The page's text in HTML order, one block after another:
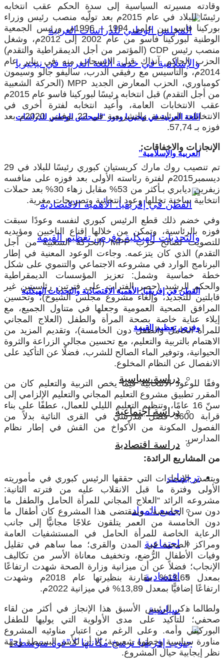
اللغة العربية في نيجيريا ودور “المجلس الوطني للدراسات
العربية والإسلامية”
القطن في إفريقيا: الأهمية الاقتصادية والتحديات الهيكلية
وفرص تعظيم القيمة
دراسة سياسية
دراسة اجتماعية
دراسة اقتصادية
ترجمات
جميع المواد
اجتماعية
اقتصادية
سياسية
وقادته مسيرته السياسية إلى سدة الحكم عقب انتخابه
رئيسًا للبلاد في عام 2015م بعد تولّيه منصب رئيس وزراء
بوركينا فاسو بين عامي 1994 – 1996م، ورئيس الجمعية
الوطنية لبوركينا فاسو من عام 2002 إلى 2012م، وشغل
منصب رئيس CDP (المؤتمر من أجل الديمقراطية والتقدم)
الحزب الحاكم آنذاك قبل الانسحاب منه في يناير عام
2014م، والتأسيس مع رفيقي الدرب، ساليفو جالو وسيمون
كومباوري، الحزب المعارض الجديد MPP (الحركة الشعبية
من أجل التقدم) قبل انتخابه رئيسًا لبوركينا فاسو عام 2015م
عقب الانتخابات العامة، وأُعيد انتخابه لفترة أخرى في
الانتخابات الرئاسية والتشريعية في 22 نوفمبر 2020م بعد
فوزه بـ 57,74.
الإنجازات والاخفاقات:
تم تنصيب روك مارك كريستيان كبوري رئيسًا للبلاد في 29
ديسمبر2015م لفترة رئاسته الأولى بعد فوزه على منافسه
زيفرين ديابري بـأكثر من 53% مقابل زهاء 30% بعد حملات
انتخابية ساخنة تخللها وعود انتخابية وتصريحات مغرية.
وفي خضم ذلك قطع الرئيس كبوري لنفسه وعودًا سبقت
فوزه بالرئاسية، وتمكن من خلالها إقناع الناخبين ومؤيديه
للتصويت لصالح حزبMPP(الحركة الشعبية من أجل
التقدم) الذي كان يتزعمه. وجاءت الوعود المعنية في إطار
البرنامج الوارد في مشروعه الاجتماعي والتنموي على شكل
خطة خماسية وشمل: تعزيز المؤسسات الديمقراطية
والحكم الرشيد (حصر الفترات على فترتين رئاسيتين غير
قابلتين للتجديد، وإلغاء مشروع مجلس الشيوخ)، وتحسين
المرافق الصحية العمومية وجعلها في متناول الجميع، مع
إيلاء عناية خاصة بصحة المرأة والطفل (العلاج المجاني
للمرأة الحامل والطفل دون الخامسة)، وتقديم المزيد من
الاهتمام بالتربية والتعليم، مع تحسين مجالي الزراعة والثروة
الحيوانية، وتوفير الماء الصالح للشرب، فضلًا عن التأكيد على
الانفصال عن النظام المخلوع.
وفقًا للوعود الانتخابية فيما يخص التربية والتعليم كان من
المقرر تطبيق مشروع التعليم المجاني والتعليم الإلزامي إلى
سنّ 16 عامًا، وتنظيم التعليم الليلي للعمال، عطفًا على بناء
قرابة 3600 فصل مدرسي في القرى النائية بدلاً من
الفصول المكونة من الأكواخ من القش في إطار نظام
المدارس.
من المشاريع الرائدة:
ويتصدر الإنجازات التي حققها الرئيس كبوري في مأموريته
الأولى وفترة ما قبل الانقلاب عليه من فترته الثانية:
مشروعه الرائد “العلاج المجاني للمرأة الحامل والطفل ما
دون سن الخامسة”. وبمقتضى هذا المشروع كان أطفال ما
دون الخامسة من العمر يتلقون علاجًا مجانيًّا إلى جانب
الرعاية الخاصة للمرأة الحامل في المستشفيات العامة
ومراكز الصحية في المدن والقرى؛ مما ساهم في تقليل
وفيات الأطفال الرُّضع، وتخفيف معاناة الأسر من تكاليف
الإنجاب؛ فضلاً عن أن ميزانية وزارة الصحة شهدت ارتفاعًا
بمعدل 13,65% مقارنة بنظيرتها عام 2018م وشهدت
ارتفاعًا إضافيًّا بمعدل 13,89% في ميزانية 2022م.
ولطالما ذكر الرئيس الأسبق هذا الإنجاز في أكثر من لقاء
صحفي؛ للتأكيد على مدى الأولوية التي يوليها للطفل
البوركيني وأمه. وعلى الرغم من اعتبار مناوئيه المشروع
مناورة سياسية وخطوة شعبوية؛ إلا أن للأسر البسيطة وجهة
نظر إيجابية حيال المشروع.